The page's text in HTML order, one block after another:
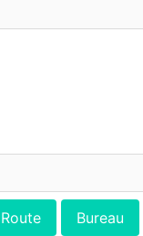
Route Bureau